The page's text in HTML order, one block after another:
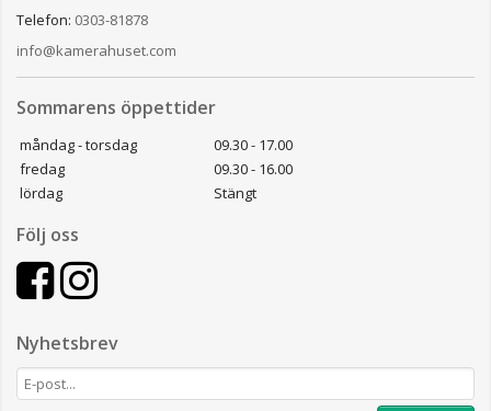
Telefon: 0303-81878
info@kamerahuset.com
Sommarens öppettider
måndag - torsdag
09.30 - 17.00
fredag
09.30 - 16.00
lördag
Stängt
Följ oss
Nyhetsbrev